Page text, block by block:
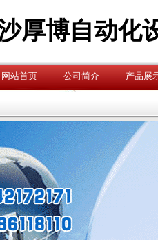
厚博自动化
网站首页 公司简介 产品展